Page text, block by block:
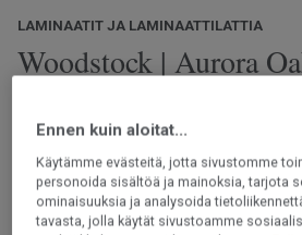
LAMINAATIT JA LAMINAATTILATTIA
Woodstock | Aurora
tunnelma. Valikoimasta löytyy klassisia
ja rustiikkisilla ilmeillä. Useissa
pinta pintapuun ja oksankohtien kera.
luomaan autenttisen ja korkealaatuisen
Lue lisää
Ennen kuin aloitat...
Käytämme evästeitä, jotta sivustomme
personoida sisältöä ja mainoksia, tarjota
ominaisuuksia ja analysoida
tavasta, jolla käytät sivustoamme